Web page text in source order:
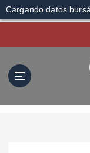
Cargando datos